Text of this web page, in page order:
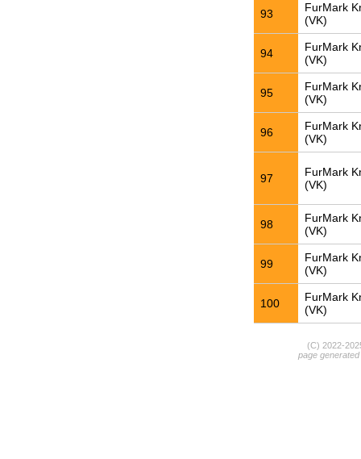
93
FurMark
(VK)
94
FurMark
(VK)
95
FurMark
(VK)
96
FurMark
(VK)
97
FurMark
(VK)
98
FurMark
(VK)
99
FurMark
(VK)
100
FurMark
(VK)
(C) 2022-
page